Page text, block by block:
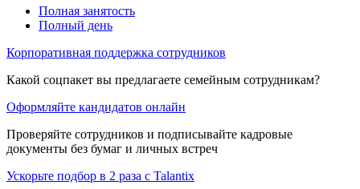
Полная занятость
Полный день
Корпоративная поддержка сотрудников
Какой соцпакет вы предлагаете семейным сотрудникам?
Оформляйте кандидатов онлайн
Проверяйте сотрудников и подписывайте кадровые
документы без бумаг и личных встреч
Ускорьте подбор в 2 раза с Talantix